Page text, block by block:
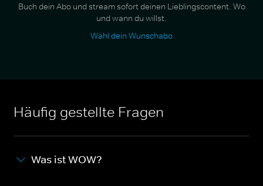
Buch dein Abo und stream sofort deinen Lieblingscontent. Wo
und wann du willst.
Wähl dein Wunschabo
Häufig gestellte Fragen
Was ist WOW?